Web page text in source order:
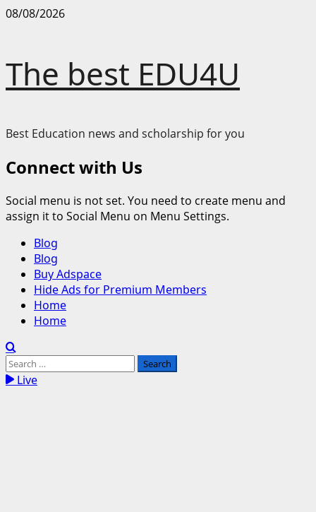
Skip
08/08/2026
The best EDU4U
Best Education news and scholarship for you
Connect with Us
Social menu is not set. You need to create menu and
assign it to Social Menu on Menu Settings.
Primary
Menu
Blog
Blog
Buy Adspace
Hide Ads for Premium Members
Home
Home
Search
for:Live